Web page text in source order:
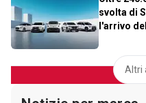
svolta di
l'arrivo
Altri